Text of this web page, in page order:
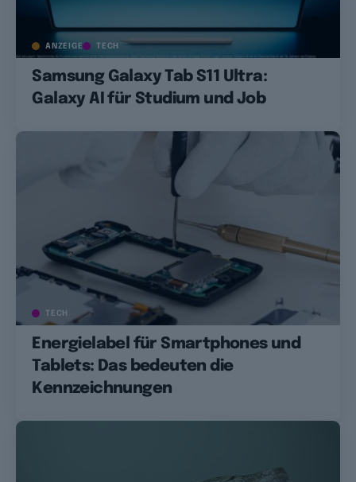
ANZEIGE TECH
Samsung Galaxy Tab S11 Ultra:
Galaxy AI für Studium und Job
TECH
Energielabel für Smartphones und
Tablets: Das bedeuten die
Kennzeichnungen